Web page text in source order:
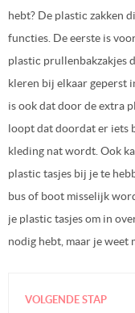
hebt? De plastic zakken
functies. De eerste is
plastic prullenbakzakjes
kleren bij elkaar geperst
is ook dat door de extra
loopt dat doordat er iets
kleding nat wordt. Ook
plastic tasjes bij je te
bus of boot misselijk
je plastic tasjes om in
nodig hebt, maar je weet
VOLGENDE STAP